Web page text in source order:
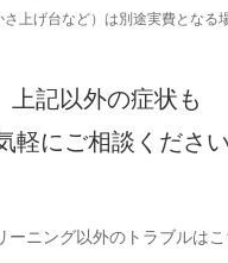
上げ台など）は別途実費となる
上記以外の症状も
軽にご相談くださ
ーニング以外のトラブルはこ